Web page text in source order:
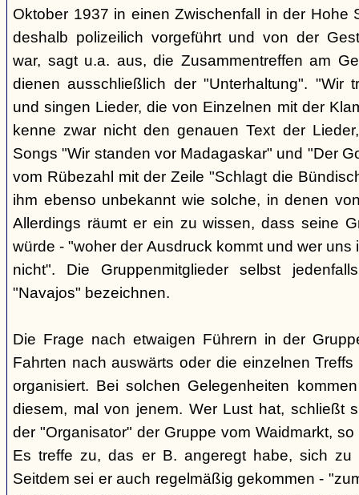
Oktober 1937 in einen Zwischenfall in der Hohe
deshalb polizeilich vorgeführt und von der
war, sagt u.a. aus, die Zusammentreffen am
dienen ausschließlich der "Unterhaltung". "Wir
und singen Lieder, die von Einzelnen mit der
kenne zwar nicht den genauen Text der
Songs "Wir standen vor Madagaskar" und "Der
vom Rübezahl mit der Zeile "Schlagt die
ihm ebenso unbekannt wie solche, in denen
Allerdings räumt er ein zu wissen, dass seine
würde - "woher der Ausdruck kommt und wer
nicht". Die Gruppenmitglieder selbst
"Navajos" bezeichnen.
Die Frage nach etwaigen Führern in der
Fahrten nach auswärts oder die einzelnen
organisiert. Bei solchen Gelegenheiten
diesem, mal von jenem. Wer Lust hat, schließt
der "Organisator" der Gruppe vom Waidmarkt,
Es treffe zu, das er B. angeregt habe, sich zu
Seitdem sei er auch regelmäßig gekommen -